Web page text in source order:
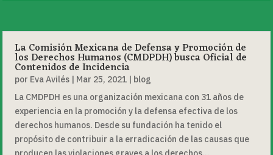
La Comisión Mexicana de Defensa y Promoción de
los Derechos Humanos (CMDPDH) busca Oficial de
Contenidos de Incidencia
por Eva Avilés | Mar 25, 2021 | blog
La CMDPDH es una organización mexicana con 31 años de
experiencia en la promoción y la defensa efectiva de los
derechos humanos. Desde su fundación ha tenido el
propósito de contribuir a la erradicación de las causas que